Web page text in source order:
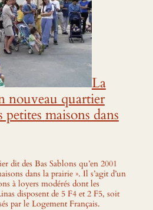
La
nouveau quartier
petites maisons dans
dit des Bas Sablons qu’en 2001
dans la prairie ». Il s’agit d’un
à loyers modérés dont les
disposent de 5 F4 et 2 F5, soit
par le Logement Français.